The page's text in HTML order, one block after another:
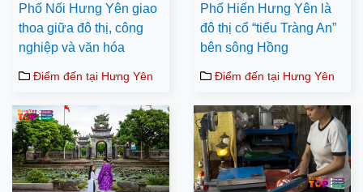
Phố Nối Hưng Yên giao
thoa giữa đô thị, công
nghiệp và văn hóa
Điểm đến tại Hưng Yên
Phố Hiến Hưng Yên là
đô thị cổ “tiểu Tràng An”
bên sông Hồng
Điểm đến tại Hưng Yên